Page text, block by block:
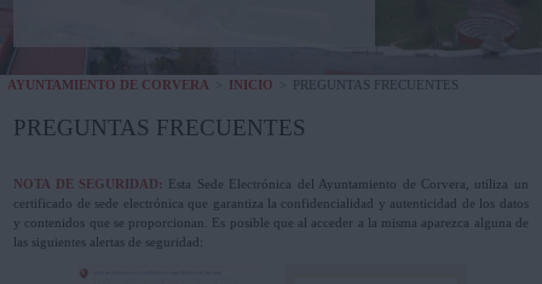
AYUDA
AYUNTAMIENTO DE CORVERA INICIO PREGUNTAS FRECUENTES
PREGUNTAS FRECUENTES
NOTA DE SEGURIDAD: Esta Sede Electrónica del Ayuntamiento de Corvera, utiliza un
certificado de sede electrónica que garantiza la confidencialidad y autenticidad de los datos
y contenidos que se proporcionan. Es posible que al acceder a la misma aparezca alguna de
las siguientes alertas de seguridad: